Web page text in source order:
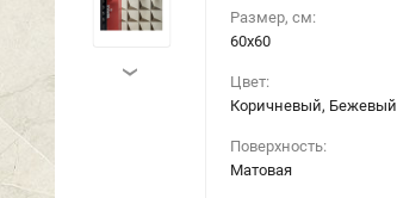
›
Размер, см:
60х60
Цвет:
Коричневый, Бежевый
Поверхность:
Матовая